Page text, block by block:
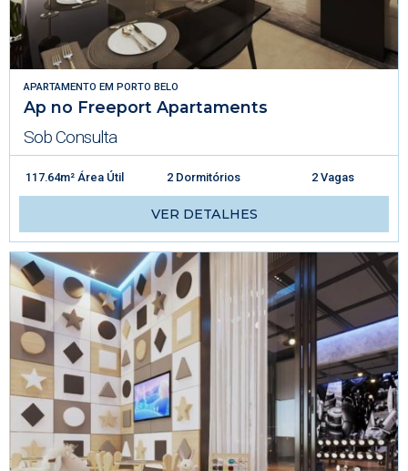
APARTAMENTO EM PORTO BELO
Ap no Freeport Apartaments
Sob Consulta
117.64m² Área Útil 2 Dormitórios 2 Vagas
VER DETALHES